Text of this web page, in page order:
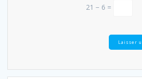
21 − 6 =